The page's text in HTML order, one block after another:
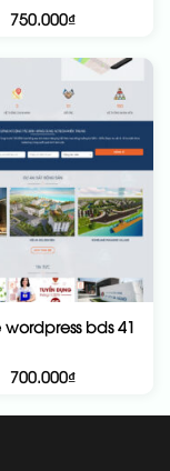
750.000₫
wordpress bds 41
700.000₫